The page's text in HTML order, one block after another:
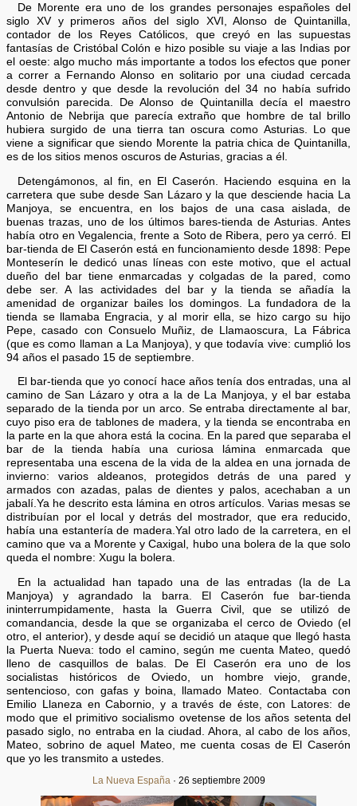
De Morente era uno de los grandes personajes españoles del
siglo XV y primeros años del siglo XVI, Alonso de Quintanilla,
contador de los Reyes Católicos, que creyó en las supuestas
fantasías de Cristóbal Colón e hizo posible su viaje a las Indias por
el oeste: algo mucho más importante a todos los efectos que poner
a correr a Fernando Alonso en solitario por una ciudad cercada
desde dentro y que desde la revolución del 34 no había sufrido
convulsión parecida. De Alonso de Quintanilla decía el maestro
Antonio de Nebrija que parecía extraño que hombre de tal brillo
hubiera surgido de una tierra tan oscura como Asturias. Lo que
viene a significar que siendo Morente la patria chica de Quintanilla,
es de los sitios menos oscuros de Asturias, gracias a él.
Detengámonos, al fin, en El Caserón. Haciendo esquina en la
carretera que sube desde San Lázaro y la que desciende hacia La
Manjoya, se encuentra, en los bajos de una casa aislada, de
buenas trazas, uno de los últimos bares-tienda de Asturias. Antes
había otro en Vegalencia, frente a Soto de Ribera, pero ya cerró. El
bar-tienda de El Caserón está en funcionamiento desde 1898: Pepe
Monteserín le dedicó unas líneas con este motivo, que el actual
dueño del bar tiene enmarcadas y colgadas de la pared, como
debe ser. A las actividades del bar y la tienda se añadía la
amenidad de organizar bailes los domingos. La fundadora de la
tienda se llamaba Engracia, y al morir ella, se hizo cargo su hijo
Pepe, casado con Consuelo Muñiz, de Llamaoscura, La Fábrica
(que es como llaman a La Manjoya), y que todavía vive: cumplió los
94 años el pasado 15 de septiembre.
El bar-tienda que yo conocí hace años tenía dos entradas, una al
camino de San Lázaro y otra a la de La Manjoya, y el bar estaba
separado de la tienda por un arco. Se entraba directamente al bar,
cuyo piso era de tablones de madera, y la tienda se encontraba en
la parte en la que ahora está la cocina. En la pared que separaba el
bar de la tienda había una curiosa lámina enmarcada que
representaba una escena de la vida de la aldea en una jornada de
invierno: varios aldeanos, protegidos detrás de una pared y
armados con azadas, palas de dientes y palos, acechaban a un
jabalí.Ya he descrito esta lámina en otros artículos. Varias mesas se
distribuían por el local y detrás del mostrador, que era reducido,
había una estantería de madera.Yal otro lado de la carretera, en el
camino que va a Morente y Caxigal, hubo una bolera de la que solo
queda el nombre: Xugu la bolera.
En la actualidad han tapado una de las entradas (la de La
Manjoya) y agrandado la barra. El Caserón fue bar-tienda
ininterrumpidamente, hasta la Guerra Civil, que se utilizó de
comandancia, desde la que se organizaba el cerco de Oviedo (el
otro, el anterior), y desde aquí se decidió un ataque que llegó hasta
la Puerta Nueva: todo el camino, según me cuenta Mateo, quedó
lleno de casquillos de balas. De El Caserón era uno de los
socialistas históricos de Oviedo, un hombre viejo, grande,
sentencioso, con gafas y boina, llamado Mateo. Contactaba con
Emilio Llaneza en Cabornio, y a través de éste, con Latores: de
modo que el primitivo socialismo ovetense de los años setenta del
pasado siglo, no entraba en la ciudad. Ahora, al cabo de los años,
Mateo, sobrino de aquel Mateo, me cuenta cosas de El Caserón
que yo les transmito a ustedes.
La Nueva España · 26 septiembre 2009